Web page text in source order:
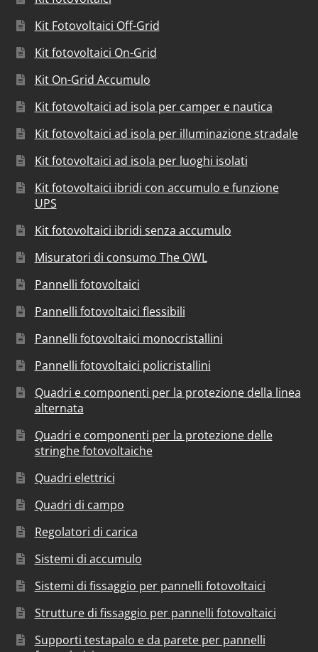
Kit Fotovoltaici Off-Grid
Kit fotovoltaici On-Grid
Kit On-Grid Accumulo
Kit fotovoltaici ad isola per camper e nautica
Kit fotovoltaici ad isola per illuminazione stradale
Kit fotovoltaici ad isola per luoghi isolati
Kit fotovoltaici ibridi con accumulo e funzione
UPS
Kit fotovoltaici ibridi senza accumulo
Misuratori di consumo The OWL
Pannelli fotovoltaici
Pannelli fotovoltaici flessibili
Pannelli fotovoltaici monocristallini
Pannelli fotovoltaici policristallini
Quadri e componenti per la protezione della linea
alternata
Quadri e componenti per la protezione delle
stringhe fotovoltaiche
Quadri elettrici
Quadri di campo
Regolatori di carica
Sistemi di accumulo
Sistemi di fissaggio per pannelli fotovoltaici
Strutture di fissaggio per pannelli fotovoltaici
Supporti testapalo e da parete per pannelli